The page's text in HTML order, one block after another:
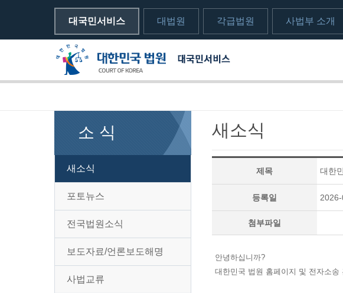
대국민서비스 대법원 각급법원 사법부 소개
메뉴전체보기
소 식
새소식
포토뉴스
전국법원소식
보도자료/언론보도해명
사법교류
새소식
제목 대한
등록일
첨부파일
안녕하십니까?
대한민국 법원 홈페이지 및 전자소